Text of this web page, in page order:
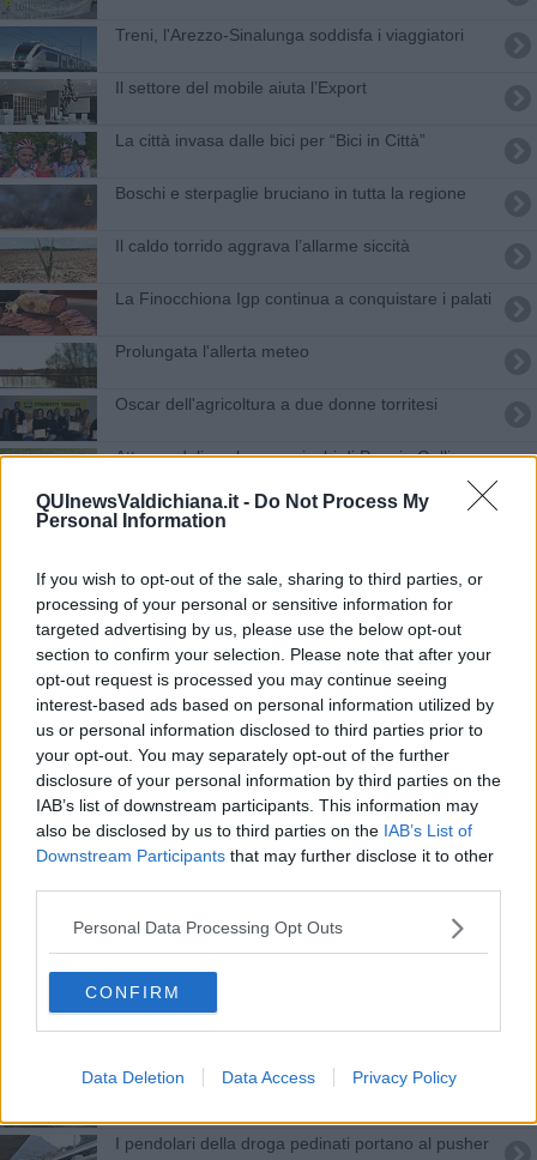
QUInewsValdichiana.it - Do Not Process My
Personal Information
If you wish to opt-out of the sale, sharing to third parties, or
processing of your personal or sensitive information for
targeted advertising by us, please use the below opt-out
section to confirm your selection. Please note that after your
opt-out request is processed you may continue seeing
interest-based ads based on personal information utilized by
us or personal information disclosed to third parties prior to
your opt-out. You may separately opt-out of the further
disclosure of your personal information by third parties on the
IAB’s list of downstream participants. This information may
also be disclosed by us to third parties on the IAB’s List of
Downstream Participants that may further disclose it to other
Personal Data Processing Opt Outs
CONFIRM
Data Deletion Data Access Privacy Policy
Treni, l'Arezzo-Sinalunga soddisfa i viaggiatori
Il settore del mobile aiuta l’Export
La città invasa dalle bici per “Bici in Città”
Boschi e sterpaglie bruciano in tutta la regione
Il caldo torrido aggrava l’allarme siccità
La Finocchiona Igp continua a conquistare i palati
Prolungata l'allerta meteo
Oscar dell'agricoltura a due donne torritesi
Atto vandalico al parco giochi di Poggio Gallina
Maltempo, l'allerta passa da giallo ad arancione
Parco Arcobaleno, bella storia di partecipazione
Parricidio, Giacomo potrebbe tornare in carcere
Regionali, affluenza in Toscana al 48,24%
Il Sì vince in Toscana ma non in tutte le province
Nubifragi, esondazioni e danni in Toscana
Cinquecento chilometri di strade passano ad
Anas
Ballottaggi 2019, diretta elettorale dalle 23
Miss Toscana, tutte le fasce
Il vento sferza la Toscana, continua l'allerta
I pendolari della droga pedinati portano al pusher